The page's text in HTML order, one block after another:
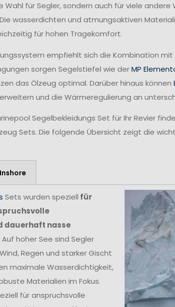
Wahl für Segler, sondern auch für viele
wasserdichten und atmungsaktiven
für hohen Tragekomfort.
empfiehlt sich die Kombination
sorgen Segelstiefel wie derMP
das Ölzeug optimal. Darüber hinaus können
und die Wärmeregulierung an
Segelbekleidungs Set für Ihr Revier
Sets. Die folgende Übersicht zeigt die
Sets wurden speziell für
dauerhaft nasse
hoher See sind Segler
Regen und starker Gischt
maximale Wasserdichtigkeit,
Materialien im Fokus.
für anspruchsvolle